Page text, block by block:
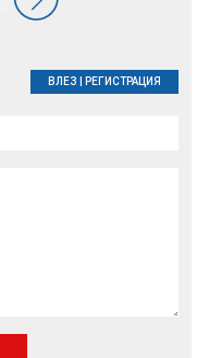
ВЛЕЗ РЕГИСТРАЦИЯ